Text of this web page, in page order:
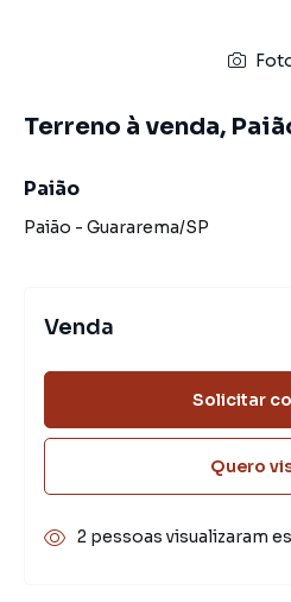
Terreno à venda,
Paião
Paião - Guararema/SP
Venda
Solicitar
Quero
2 pessoas visualizaram